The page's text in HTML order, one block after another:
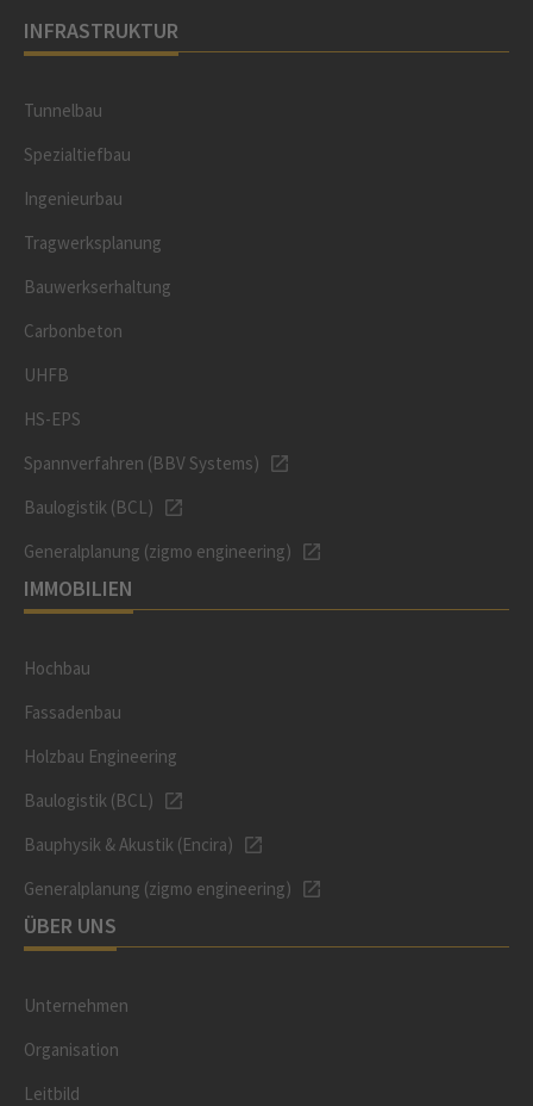
INFRASTRUKTUR
Tunnelbau
Spezialtiefbau
Ingenieurbau
Tragwerksplanung
Bauwerkserhaltung
Carbonbeton
UHFB
HS-EPS
Spannverfahren (BBV Systems)
Baulogistik (BCL)
Generalplanung (zigmo engineering)
IMMOBILIEN
Hochbau
Fassadenbau
Holzbau Engineering
Baulogistik (BCL)
Bauphysik & Akustik (Encira)
Generalplanung (zigmo engineering)
ÜBER UNS
Unternehmen
Organisation
Leitbild